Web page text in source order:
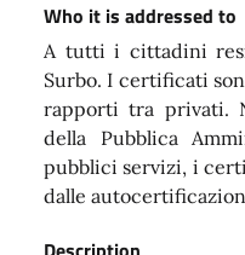
Who it is addressed to
A tutti i cittadini
Surbo. I certificati
rapporti tra privati.
della Pubblica
pubblici servizi, i
dalle